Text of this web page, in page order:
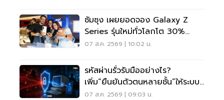
ซัมซุง เผยยอดจอง Galaxy Z
Series รุ่นใหม่ทั่วโลกโต 30%
เกาหลีใต้แตะ 1.44 ล้านเครื่อง
07 ส.ค. 2569 | 10:02 น.
รหัสผ่านรั่วรับมืออย่างไร?
เพิ่ม“ยืนยันตัวตนหลายชั้น”ให้ระบบ
เดิม ไม่ต้องรื้อใหม่
07 ส.ค. 2569 | 09:03 น.